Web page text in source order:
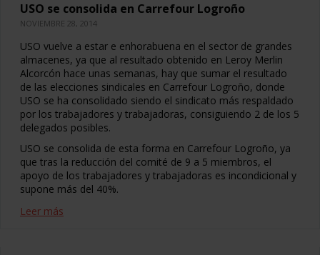
USO se consolida en Carrefour Logroño
NOVIEMBRE 28, 2014
USO vuelve a estar e enhorabuena en el sector de grandes
almacenes, ya que al resultado obtenido en Leroy Merlin
Alcorcón hace unas semanas, hay que sumar el resultado
de las elecciones sindicales en Carrefour Logroño, donde
USO se ha consolidado siendo el sindicato más respaldado
por los trabajadores y trabajadoras, consiguiendo 2 de los 5
delegados posibles.
USO se consolida de esta forma en Carrefour Logroño, ya
que tras la reducción del comité de 9 a 5 miembros, el
apoyo de los trabajadores y trabajadoras es incondicional y
supone más del 40%.
Leer más